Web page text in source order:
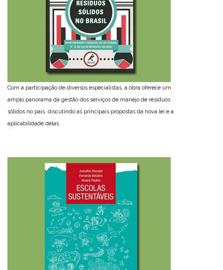
Com a participação de diversos especialistas, a obra oferece um
amplo panorama da gestão dos serviços de manejo de resíduos
sólidos no país, discutindo as principais propostas da nova lei e a
aplicabilidade delas.